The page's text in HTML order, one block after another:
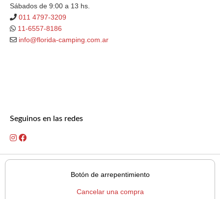
Sábados de 9:00 a 13 hs.
011 4797-3209
11-6557-8186
info@florida-camping.com.ar
Seguinos en las redes
Botón de arrepentimiento
Cancelar una compra